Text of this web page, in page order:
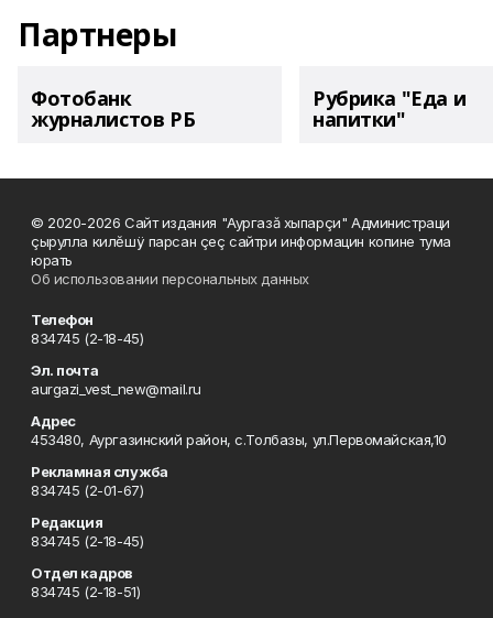
Партнеры
Фотобанк
журналистов РБ
Рубрика "Еда и
напитки"
© 2020-2026 Сайт издания "Аургазă хыпарçи" Администраци
çырулла килĕшÿ парсан çеç сайтри информацин копине тума
юрать
Об использовании персональных данных
Телефон
834745 (2-18-45)
Эл. почта
aurgazi_vest_new@mail.ru
Адрес
453480, Аургазинский район, с.Толбазы, ул.Первомайская,10
Рекламная служба
834745 (2-01-67)
Редакция
834745 (2-18-45)
Отдел кадров
834745 (2-18-51)